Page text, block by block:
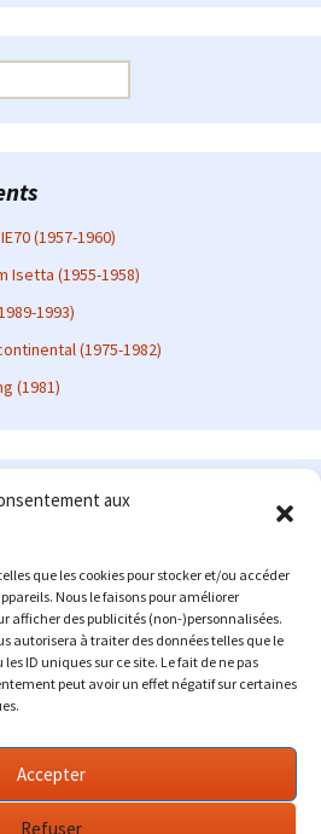
aux
que les cookies pour stocker et/ou accéder
Nous le faisons pour améliorer
afficher des publicités (non-)personnalisées.
autorisera à traiter des données telles que le
ID uniques sur ce site. Le fait de ne pas
peut avoir un effet négatif sur certaines
Accepter
Refuser
(1957-1960)
Isetta (1955-1958)
1993)
(1975-1982)
(1981)
mots
d'automobile ancienne depuis de
à partager ma passion sur
travers d'un blog qui a connu un relatif
prendre mon autonomie et me lancer
Ancienne.